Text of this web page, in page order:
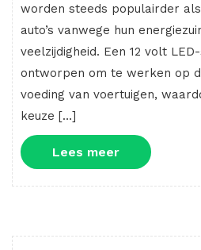
worden steeds populairder
auto’s vanwege hun
veelzijdigheid. Een 12 volt
ontworpen om te werken op
voeding van voertuigen,
keuze […]
Lees meerLees
meer